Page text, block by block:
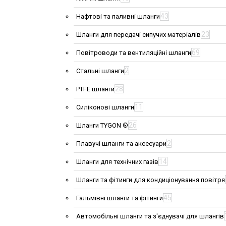
Нафтові та паливні шланги43
Шланги для передачі сипучих матеріалів 23
Повітроводи та вентиляційні шланги 69
Стальні шланги 2
PTFE шланги 28
Силіконові шланги 11
Шланги TYGON ® 26
Плавучі шланги та аксесуари 2
Шланги для технічних газів 14
Шланги та фітинги для кондиціонування повітря
Гальмівні шланги та фітинги45
Автомобільні шланги та з'єднувачі для шлангів